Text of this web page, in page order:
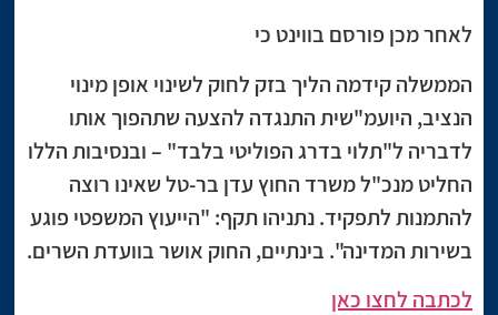
לאחר מכן פורסם בווינט כי
הממשלה קידמה הליך בזק לחוק לשינוי אופן מינוי
הנציב, היועמ"שית התנגדה להצעה שתהפוך אותו
לדבריה ל"תלוי בדרג הפוליטי בלבד" – ובנסיבות הללו
החליט מנכ"ל משרד החוץ עדן בר-טל שאינו רוצה
להתמנות לתפקיד. נתניהו תקף: "הייעוץ המשפטי פוגע
בשירות המדינה". בינתיים, החוק אושר בוועדת השרים.
לכתבה לחצו כאן